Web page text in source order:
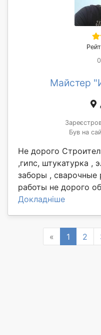
Майстер
Був на
Не дорого
,гипс, штукатурка ,
заборы , сварочные
работы не дорого
Докладніше
« Previous
1 2